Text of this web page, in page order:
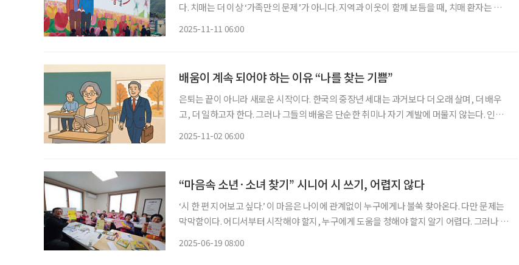
다. 치매는 더 이상 ‘가족만의 문제’가 아니다. 지역과 이웃이 함께 보듬을 때, 치매 환자는 일
2025-11-11 06:00
배움이 계속 되어야 하는 이유 “나를 찾는 기쁨”
은퇴는 끝이 아니라 새로운 시작이다. 한국의 중장년 세대는 과거보다 더 오래 살며, 더 배우
고, 더 일하고자 한다. 그러나 그들의 배움은 단순한 취미나 자기 계발에 머물지 않는다. 인문
2025-11-02 06:00
“마음속 소년·소녀 찾기” 시니어 시 쓰기, 어렵지 않다
‘시 한 편 지어보고 싶다.’ 이 마음은 나이에 관계없이 누구에게나 불쑥 찾아온다. 다만 문제는
막막함이다. 어디서부터 시작해야 할지, 누구에게 도움을 청해야 할지 알기 어렵다. 그러나 시
2025-06-19 08:00